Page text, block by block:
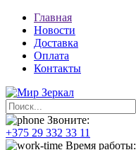
Главная
Новости
Доставка
Оплата
Контакты
Звоните:
+375 29 332 33 11
Время работы: